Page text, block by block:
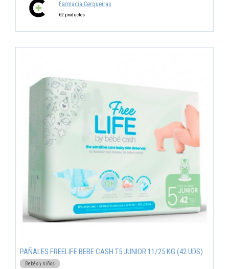
Farmacia Cerqueiras
62 productos
PAÑALES FREELIFE BEBE CASH T5 JUNIOR 11/25 KG (42 UDS)
Bebés y niños